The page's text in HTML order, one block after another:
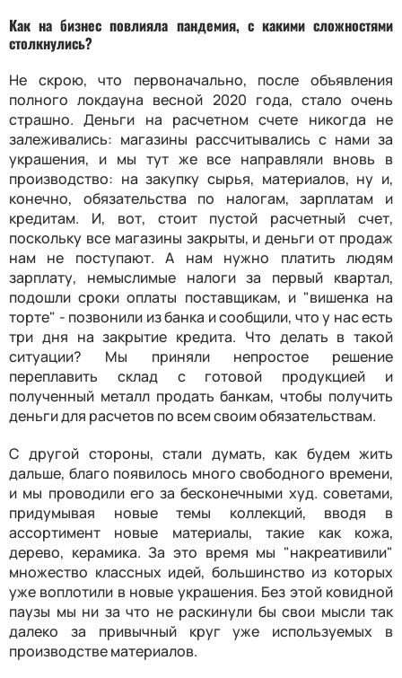
Как на бизнес повлияла пандемия, с какими сложностями
столкнулись?
Не скрою, что первоначально, после объявления
полного локдауна весной 2020 года, стало очень
страшно. Деньги на расчетном счете никогда не
залеживались: магазины рассчитывались с нами за
украшения, и мы тут же все направляли вновь в
производство: на закупку сырья, материалов, ну и,
конечно, обязательства по налогам, зарплатам и
кредитам. И, вот, стоит пустой расчетный счет,
поскольку все магазины закрыты, и деньги от продаж
нам не поступают. А нам нужно платить людям
зарплату, немыслимые налоги за первый квартал,
подошли сроки оплаты поставщикам, и "вишенка на
торте" - позвонили из банка и сообщили, что у нас есть
три дня на закрытие кредита. Что делать в такой
ситуации? Мы приняли непростое решение
переплавить склад с готовой продукцией и
полученный металл продать банкам, чтобы получить
деньги для расчетов по всем своим обязательствам.
С другой стороны, стали думать, как будем жить
дальше, благо появилось много свободного времени,
и мы проводили его за бесконечными худ. советами,
придумывая новые темы коллекций, вводя в
ассортимент новые материалы, такие как кожа,
дерево, керамика. За это время мы "накреативили"
множество классных идей, большинство из которых
уже воплотили в новые украшения. Без этой ковидной
паузы мы ни за что не раскинули бы свои мысли так
далеко за привычный круг уже используемых в
производстве материалов.